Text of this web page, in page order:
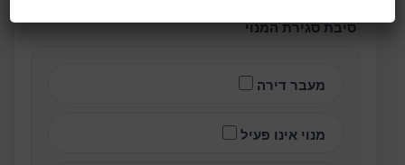
סיבת סגירת המנוי
מעבר דירה
מנוי אינו פעיל